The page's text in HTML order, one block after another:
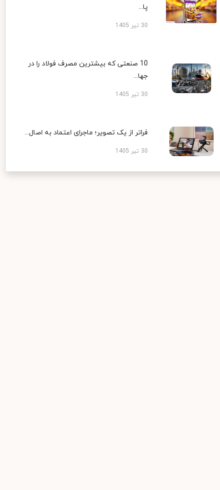
پا...
30 تیر 1405
10 صنعتی که بیشترین مصرف فولاد را در
جها...
30 تیر 1405
فراتر از یک تصویر؛ ماجرای اعتماد به اصال...
30 تیر 1405